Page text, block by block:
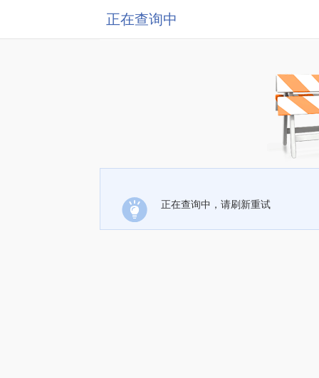
正在查询中
正在查询中，请刷新重试